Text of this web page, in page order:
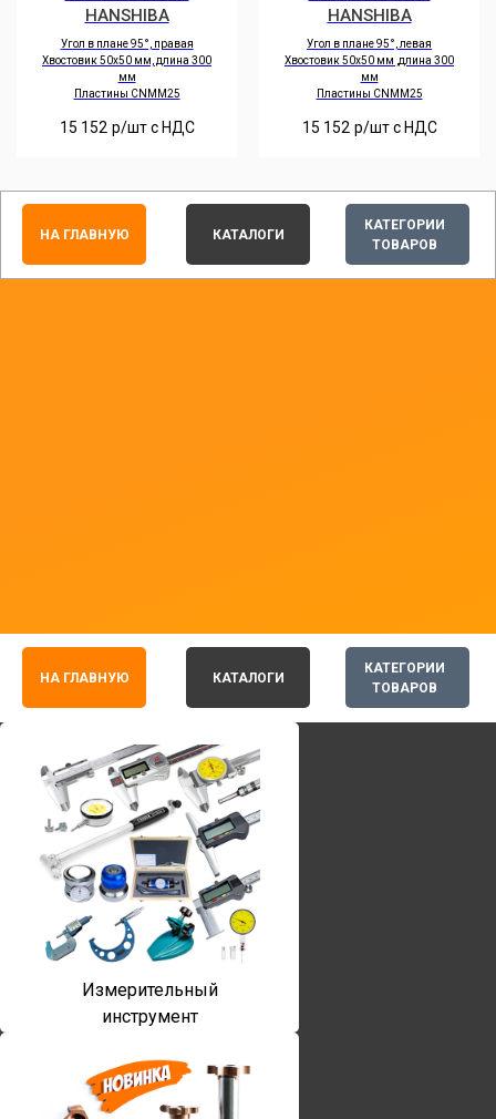
HANSHIBA
Угол в плане 95°, правая
Хвостовик 50х50 мм, длина 300
мм
Пластины CNMM25
15 152 р/шт c НДС
HANSHIBA
Угол в плане 95°, левая
Хвостовик 50х50 мм ,длина 300
мм
Пластины CNMM25
15 152 р/шт c НДС
КАТЕГОРИИ
ТОВАРОВ
НА ГЛАВНУЮ КАТАЛОГИ
КАТЕГОРИИ
ТОВАРОВ
НА ГЛАВНУЮ КАТАЛОГИ
Измерительный
инструмент